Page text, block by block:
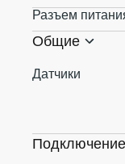
Разъем
Общие
Датчики
Подключение